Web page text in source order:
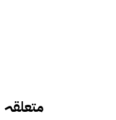
متعلقہ